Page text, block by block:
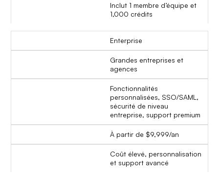
Inclut 1 membre d’équipe et
1,000 crédits
Enterprise
Grandes entreprises et
agences
Fonctionnalités
personnalisées, SSO/SAML,
sécurité de niveau
entreprise, support premium
À partir de $9,999/an
Coût élevé, personnalisation
et support avancé